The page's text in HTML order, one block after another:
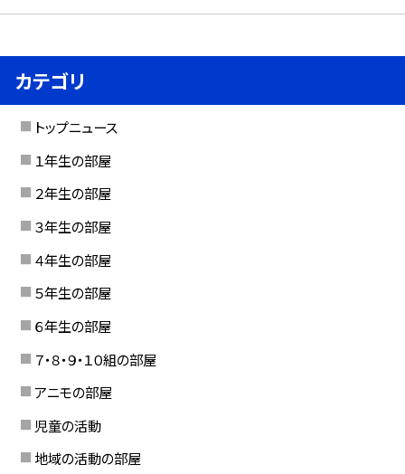
カテゴリ
トップニュース
１年生の部屋
２年生の部屋
３年生の部屋
４年生の部屋
５年生の部屋
６年生の部屋
７・８・９・１０組の部屋
アニモの部屋
児童の活動
地域の活動の部屋